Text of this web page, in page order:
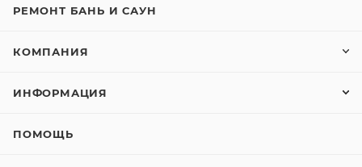
РЕМОНТ БАНЬ И САУН
КОМПАНИЯ
ИНФОРМАЦИЯ
ПОМОЩЬ